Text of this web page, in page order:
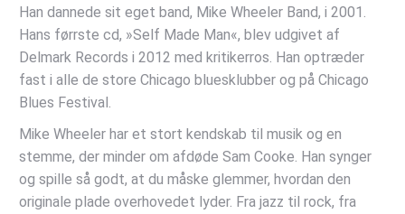
Han dannede sit eget band, Mike Wheeler Band, i 2001.
Hans førrste cd, »Self Made Man«, blev udgivet af
Delmark Records i 2012 med kritikerros. Han optræder
fast i alle de store Chicago bluesklubber og på Chicago
Blues Festival.
Mike Wheeler har et stort kendskab til musik og en
stemme, der minder om afdøde Sam Cooke. Han synger
og spille så godt, at du måske glemmer, hvordan den
originale plade overhovedet lyder. Fra jazz til rock, fra